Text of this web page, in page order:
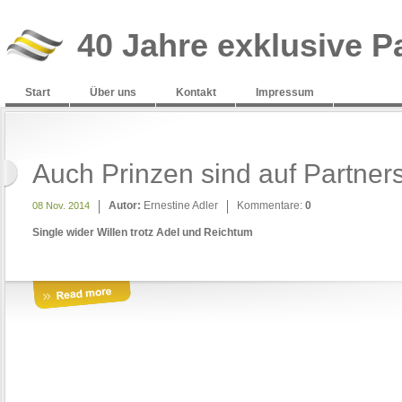
40 Jahre exklusive
Start Über uns Kontakt Impressum
Auch Prinzen sind auf
08 Nov. 2014 Autor: Ernestine Adler Kommentare: 0
Single wider Willen trotz Adel und Reichtum